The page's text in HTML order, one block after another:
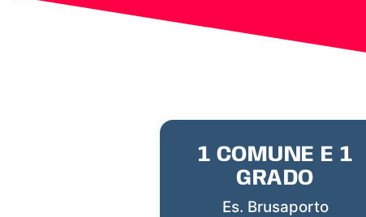
1 COMUNE E 1
GRADO
Es. Brusaporto